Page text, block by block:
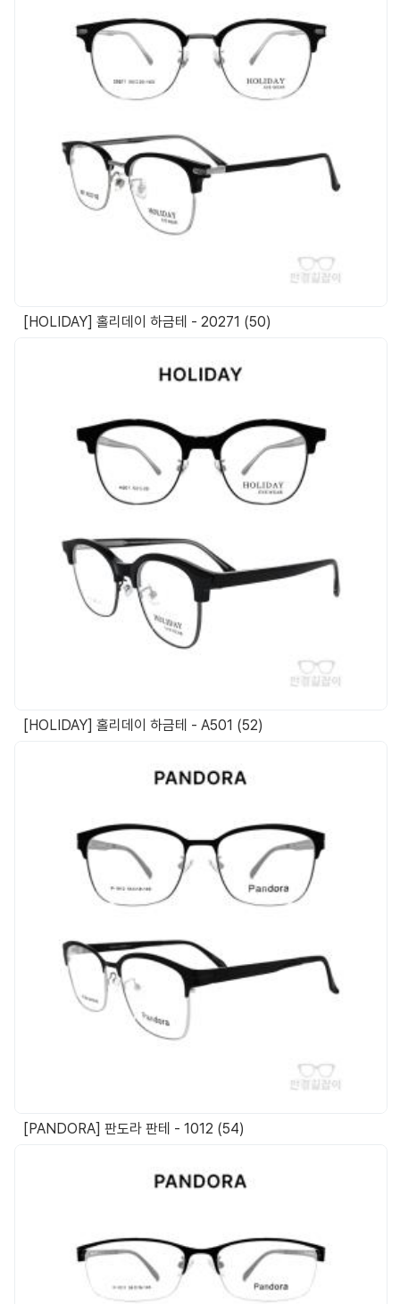
[HOLIDAY] 홀리데이 하금테 - 20271 (50)
[HOLIDAY] 홀리데이 하금테 - A501 (52)
[PANDORA] 판도라 판테 - 1012 (54)